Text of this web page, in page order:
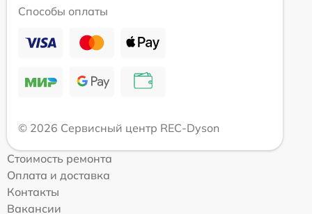
Способы оплаты
© 2026 Сервисный центр REC-Dyson
Стоимость ремонта
Оплата и доставка
Контакты
Вакансии